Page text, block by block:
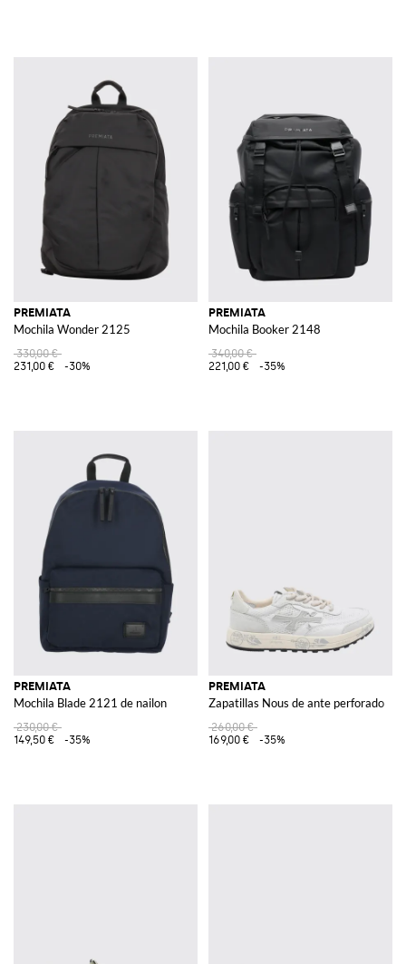
PREMIATA
Mochila Wonder 2125
330,00 €
231,00 €
-30%
PREMIATA
Mochila Booker 2148
340,00 €
221,00 €
-35%
PREMIATA
Mochila Blade 2121 de nailon
230,00 €
149,50 €
-35%
PREMIATA
Zapatillas Nous de ante perforado
260,00 €
169,00 €
-35%